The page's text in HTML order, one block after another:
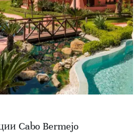
Cabo Bermejo